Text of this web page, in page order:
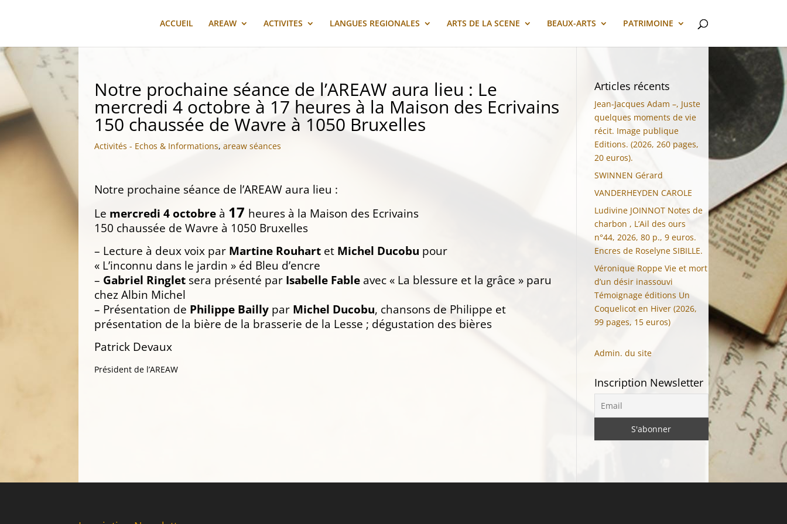
ACCUEIL AREAW ACTIVITES LANGUES REGIONALES ARTS DE LA SCENE BEAUX-ARTS PATRIMOINE
Notre prochaine séance de l’AREAW aura lieu : Le
mercredi 4 octobre à 17 heures à la Maison des Ecrivains
150 chaussée de Wavre à 1050 Bruxelles
Activités - Echos & Informations,areaw séances
Notre prochaine séance de l’AREAW aura lieu :
Le mercredi 4 octobre à 17 heures à la Maison des Ecrivains
150 chaussée de Wavre à 1050 Bruxelles
– Lecture à deux voix par Martine Rouhart et Michel Ducobu pour
« L’inconnu dans le jardin » éd Bleu d’encre
– Gabriel Ringlet sera présenté par Isabelle Fable avec « La blessure et la grâce » paru
chez Albin Michel
– Présentation de Philippe Bailly par Michel Ducobu, chansons de Philippe et
présentation de la bière de la brasserie de la Lesse ; dégustation des bières
Patrick Devaux
Président de l’AREAW
Articles récents
Jean-Jacques Adam –, Juste
quelques moments de vie
récit. Image publique
Editions. (2026, 260 pages,
20 euros).
SWINNEN Gérard
VANDERHEYDEN CAROLE
Ludivine JOINNOT Notes de
charbon , L’Ail des ours
n°44, 2026, 80 p., 9 euros.
Encres de Roselyne SIBILLE.
Véronique Roppe Vie et mort
d’un désir inassouvi
Témoignage éditions Un
Coquelicot en Hiver (2026,
99 pages, 15 euros)
Admin. du site
Inscription Newsletter